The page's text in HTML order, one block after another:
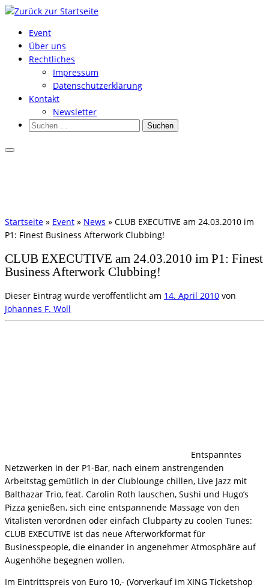
Zum
springenEvent
Über uns
Rechtliches
Impressum
Datenschutzerklärung
Kontakt
Newsletter
Suchen
Startseite » Event » News » CLUB EXECUTIVE am 24.03.2010 im
P1: Finest Business Afterwork Clubbing!
CLUB EXECUTIVE am 24.03.2010 im P1: Finest
Business Afterwork Clubbing!
Dieser Eintrag wurde veröffentlicht am 14. April 2010 von
Johannes F. Woll
Entspanntes
Netzwerken in der P1-Bar, nach einem anstrengenden
Arbeitstag gemütlich in der Clublounge chillen, Live Jazz mit
Balthazar Trio, feat. Carolin Roth lauschen, Sushi und Hugo’s
Pizza genießen, sich eine entspannende Massage von den
Vitalisten verordnen oder einfach Clubparty zu coolen Tunes:
CLUB EXECUTIVE ist das neue Afterworkformat für
Businesspeople, die einander in angenehmer Atmosphäre auf
Augenhöhe begegnen wollen.
Im Eintrittspreis von Euro 10,- (Vorverkauf im XING Ticketshop